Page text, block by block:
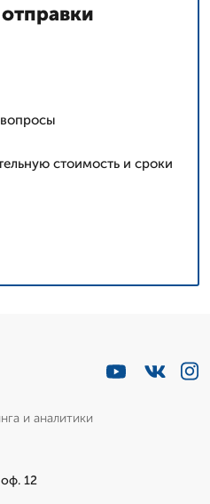
стоимость и сроки
и аналитики
12